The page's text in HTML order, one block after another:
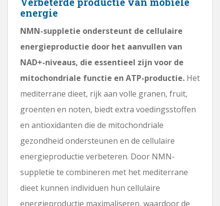
energie
NMN-suppletie ondersteunt de cellulaire
energieproductie door het aanvullen van
NAD+-niveaus, die essentieel zijn voor de
mitochondriale functie en ATP-productie. Het
mediterrane dieet, rijk aan volle granen, fruit,
groenten en noten, biedt extra voedingsstoffen
en antioxidanten die de mitochondriale
gezondheid ondersteunen en de cellulaire
energieproductie verbeteren. Door NMN-
suppletie te combineren met het mediterrane
dieet kunnen individuen hun cellulaire
energieproductie maximaliseren, waardoor de